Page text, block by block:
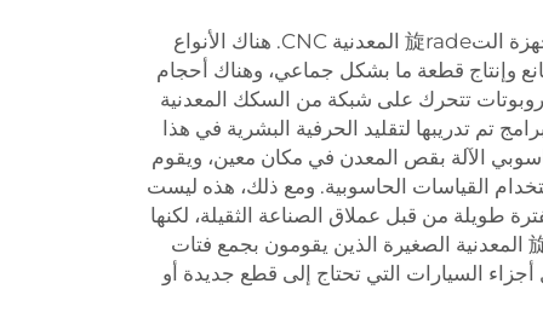
توجد أنواع مختلفة وأحجام من أجهزة الت旋rade المعدنية CNC. هناك الأنواع
وإنتاج قطعة ما بشكل جماعي، وهناك أحجام
تتحرك على شبكة من السكك المعدنية
تم تدريبها لتقليد الحرفية البشرية في هذا
الآلة بقص المعدن في مكان معين، ويقوم
القياسات الحاسوبية. ومع ذلك، هذه ليست
طويلة من قبل عملاق الصناعة الثقيلة، لكنها
الآن تمكن هواة أجهزة الت旋rade المعدنية الصغيرة الذين يقومون بجمع فتات
السيارات التي تحتاج إلى قطع جديدة أو